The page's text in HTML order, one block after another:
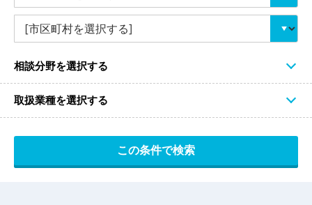
相談分野を選択する
取扱業種を選択する